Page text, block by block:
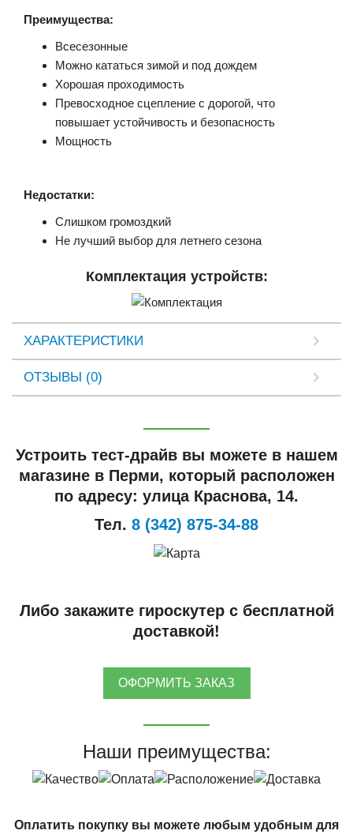
Преимущества:
Всесезонные
Можно кататься зимой и под дождем
Хорошая проходимость
Превосходное сцепление с дорогой, что
повышает устойчивость и безопасность
Мощность
Недостатки:
Слишком громоздкий
Не лучший выбор для летнего сезона
Комплектация устройств:
ХАРАКТЕРИСТИКИ
ОТЗЫВЫ (0)
Устроить тест-драйв вы можете в нашем
магазине в Перми, который расположен
по адресу: улица Краснова, 14.
Тел. 8 (342) 875-34-88
Либо закажите гироскутер с бесплатной
доставкой!
ОФОРМИТЬ ЗАКАЗ
Наши преимущества:
Оплатить покупку вы можете любым удобным для